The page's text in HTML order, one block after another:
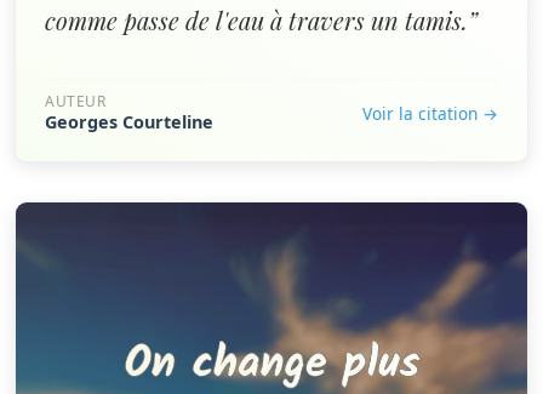
comme passe de l'eau à travers un tamis.”
AUTEUR
Georges Courteline Voir la citation →